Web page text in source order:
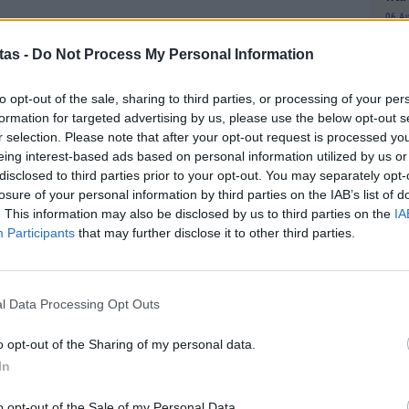
- Do Not Process My Personal Information
opt-out of the sale, sharing to third parties, or processing of your
for targeted advertising by us, please use the below opt-out
selection. Please note that after your opt-out request is processed
interest-based ads based on personal information utilized by us
to third parties prior to your opt-out. You may separately
of your personal information by third parties on the IAB’s list of
This information may also be disclosed by us to third parties on the
Participants that may further disclose it to other third parties.
Data Processing Opt Outs
opt-out of the Sharing of my personal data.
την άποψή μας ότι η οικονομική αδυναμία
απ’ ό,τι αναμένει η πλειονότητα των
ο Κριστόφ Βέιλ της Commerzbank.
υπηρεσιών υποχώρησε σε χαμηλό τριμήνου,
διαψεύδοντας τις προσδοκίες των
Ωστόσο η αισιοδοξία για τον χρόνο που
επιχειρηματικών προσδοκιών σημείωσε άλμα
ο PMI υποδηλώνει ότι συρρικνώνεται από τον
αυτό τον μήνα –αν και με βραδύτερο ρυθμό. Ο
τις 44,4 μονάδες, υψηλότερα από τις
ανέμεναν να διαμορφωθεί στις 44,8 μονάδες.
06
τα
06